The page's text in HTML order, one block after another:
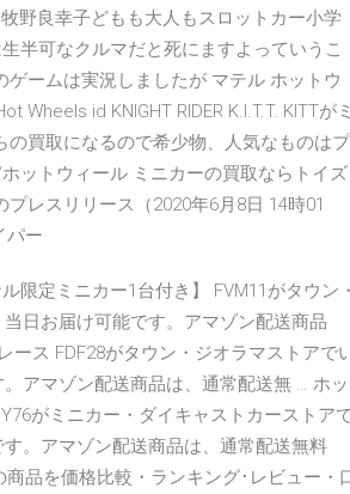
野良幸子どもも大人もスロットカー小学
半可なクルマだと死にますよっていうこ
ームは実況しましたが マテル ホットウ
id KNIGHT RIDER K.I.T.T. KITTがミ
買取になるので希少物、人気なものはプ
ットウィール ミニカーの買取ならトイズ
レスリリース（2020年6月8日 14時01
パー
限定ミニカー1台付き】 FVM11がタウン・
日お届け可能です。アマゾン配送商品
ス FDF28がタウン・ジオラマストアで
アマゾン配送商品は、通常配送無 … ホッ
がミニカー・ダイキャストカーストア
。アマゾン配送商品は、通常配送無料
品を価格比較・ランキング･レビュー・